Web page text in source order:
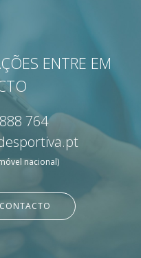
ENTRE EM
764
nacional)